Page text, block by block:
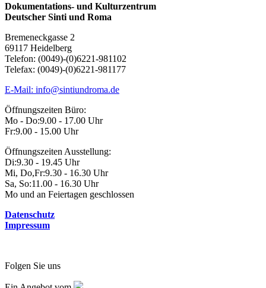
Dokumentations- und Kulturzentrum
Deutscher Sinti und Roma
Bremeneckgasse 2
69117 Heidelberg
Telefon: (0049)-(0)6221-981102
Telefax: (0049)-(0)6221-981177
E-Mail: info@sintiundroma.de
Öffnungszeiten Büro:
Mo - Do:9.00 - 17.00 Uhr
Fr:9.00 - 15.00 Uhr
Öffnungszeiten Ausstellung:
Di:9.30 - 19.45 Uhr
Mi, Do,Fr:9.30 - 16.30 Uhr
Sa, So:11.00 - 16.30 Uhr
Mo und an Feiertagen geschlossen
Datenschutz
Impressum
Folgen Sie uns